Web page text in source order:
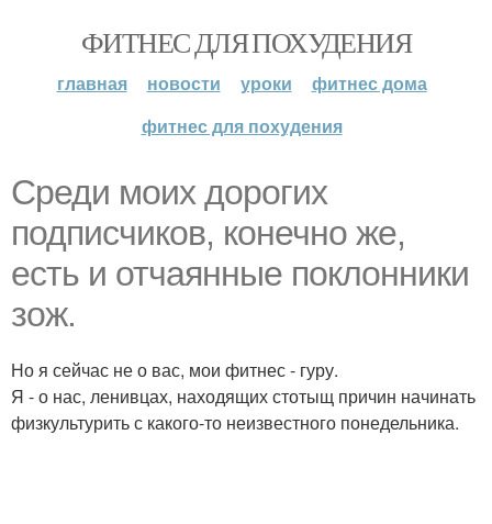
ФИТНЕС ДЛЯ ПОХУДЕНИЯ
главная новости уроки
фитнес дома
фитнес для похудения
Среди моих дорогих
подписчиков, конечно же,
есть и отчаянные поклонники
зож.
Но я сейчас не о вас, мои фитнес - гуру.
Я - о нас, ленивцах, находящих стотыщ причин начинать
физкультурить с какого-то неизвестного понедельника.